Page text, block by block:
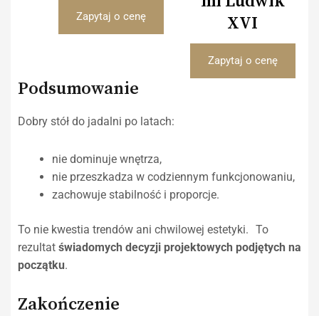
Zapytaj o cenę
XVI
Zapytaj o cenę
Podsumowanie
Dobry stół do jadalni po latach:
nie dominuje wnętrza,
nie przeszkadza w codziennym funkcjonowaniu,
zachowuje stabilność i proporcje.
To nie kwestia trendów ani chwilowej estetyki. To
rezultat świadomych decyzji projektowych podjętych na
początku.
Zakończenie